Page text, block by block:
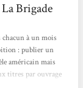
Brigade
à un mois
: publier un
américain mais
titres par ouvrage